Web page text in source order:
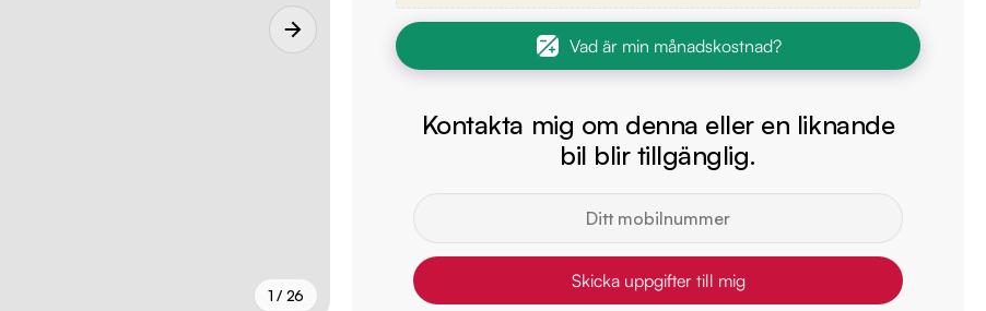
1 / 26
Vad är min månadskostnad?
Kontakta mig om denna eller en liknande
bil blir tillgänglig.
Skicka uppgifter till mig